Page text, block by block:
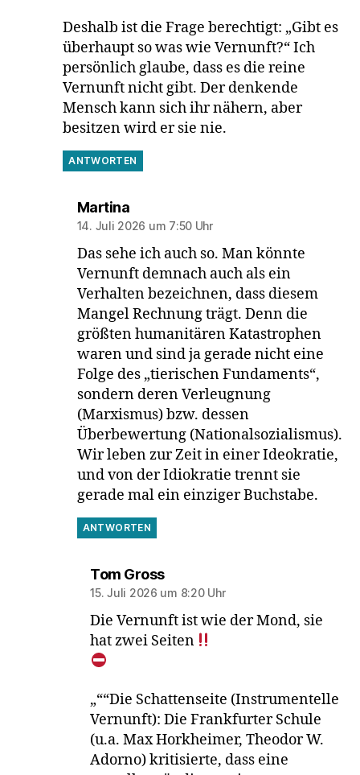
Deshalb ist die Frage berechtigt: „Gibt es
überhaupt so was wie Vernunft?“ Ich
persönlich glaube, dass es die reine
Vernunft nicht gibt. Der denkende
Mensch kann sich ihr nähern, aber
besitzen wird er sie nie.
ANTWORTEN
Martinasagt:
14. Juli 2026 um 7:50 Uhr
Das sehe ich auch so. Man könnte
Vernunft demnach auch als ein
Verhalten bezeichnen, dass diesem
Mangel Rechnung trägt. Denn die
größten humanitären Katastrophen
waren und sind ja gerade nicht eine
Folge des „tierischen Fundaments“,
sondern deren Verleugnung
(Marxismus) bzw. dessen
Überbewertung (Nationalsozialismus).
Wir leben zur Zeit in einer Ideokratie,
und von der Idiokratie trennt sie
gerade mal ein einziger Buchstabe.
ANTWORTEN
Tom Grosssagt:
15. Juli 2026 um 8:20 Uhr
Die Vernunft ist wie der Mond, sie
hat zwei Seiten
„““Die Schattenseite (Instrumentelle
Vernunft): Die Frankfurter Schule
(u.a. Max Horkheimer, Theodor W.
Adorno) kritisierte, dass eine